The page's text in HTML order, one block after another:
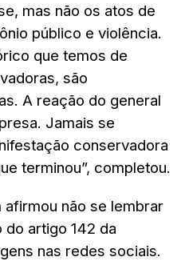
mas não os atos de
público e violência.
que temos de
são
A reação do general
Jamais se
conservadora
terminou”, completou.
não se lembrar
artigo 142 da
nas redes sociais.